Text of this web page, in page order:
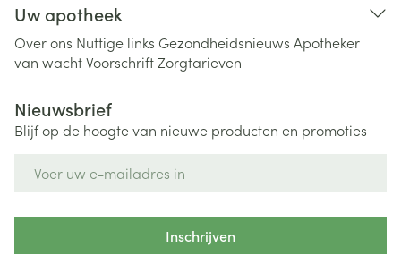
Uw apotheek
Over ons Nuttige links Gezondheidsnieuws Apotheker
van wachtVoorschriftZorgtarieven
Nieuwsbrief
Blijf op de hoogte van nieuwe producten en promoties
Inschrijven